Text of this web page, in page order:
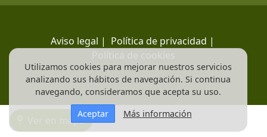
Ver en mapa
Aviso legal | Política de privacidad |
Política de cookies
Utilizamos cookies para mejorar nuestros servicios
analizando sus hábitos de navegación. Si continua
navegando, consideramos que acepta su uso.
Aceptar
Más información